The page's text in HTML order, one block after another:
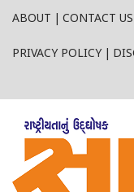
ABOUT | CONTACT US
PRIVACY POLICY |